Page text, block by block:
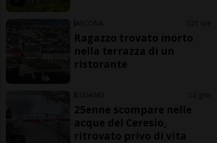
ASCONA 21 ore
Ragazzo trovato morto
nella terrazza di un
ristorante
LUGANO 2 gior
25enne scompare nelle
acque del Ceresio,
ritrovato privo di vita